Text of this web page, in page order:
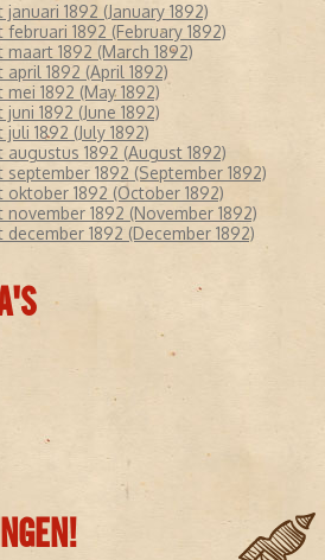
1892 (January 1892)
1892 (February 1892)
1892 (March 1892)
1892 (April 1892)
1892 (May 1892)
1892 (June 1892)
1892 (July 1892)
1892 (August 1892)
1892 (September 1892)
1892 (October 1892)
1892 (November 1892)
1892 (December 1892)